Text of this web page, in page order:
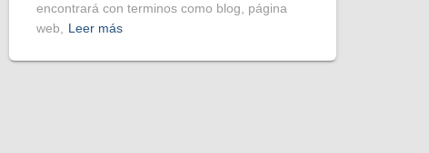
encontrará con terminos como blog, página
web, Leer más